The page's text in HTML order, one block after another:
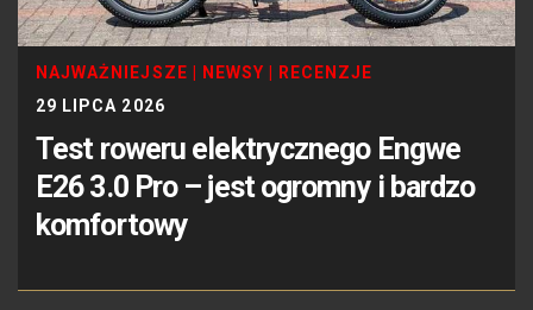
NAJWAŻNIEJSZE NEWSY
RECENZJE
29 LIPCA 2026
Test roweru elektrycznego Engwe
E26 3.0 Pro – jest ogromny i bardzo
komfortowy